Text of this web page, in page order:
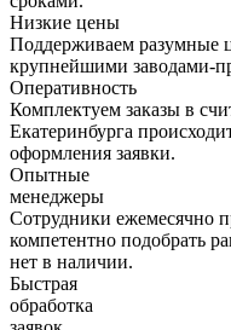
Низкие цены
Поддерживаем разумные
крупнейшими заводами-
Оперативность
Комплектуем заказы в
Екатеринбурга
оформления заявки.
Опытные
менеджеры
Сотрудники ежемесячно
компетентно подобрать
нет в наличии.
Быстрая
обработка